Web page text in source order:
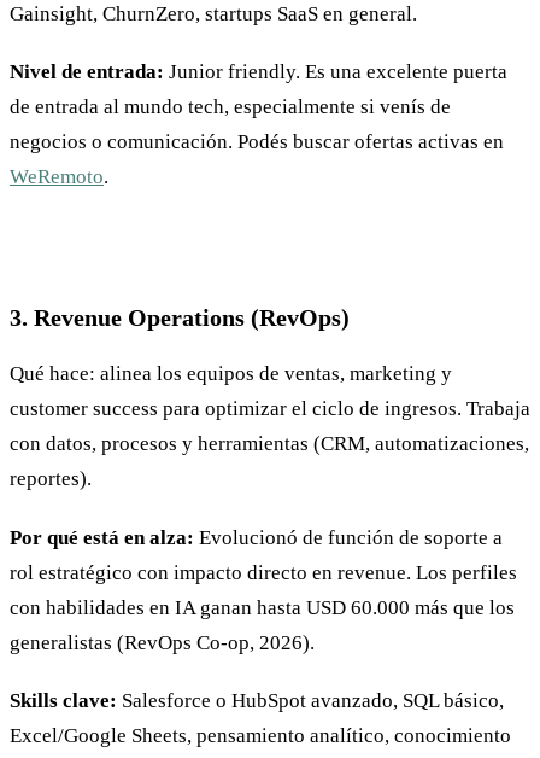
Gainsight, ChurnZero, startups SaaS en general.
Nivel de entrada: Junior friendly. Es una excelente puerta
de entrada al mundo tech, especialmente si venís de
negocios o comunicación. Podés buscar ofertas activas en
WeRemoto.
3. Revenue Operations (RevOps)
Qué hace: alinea los equipos de ventas, marketing y
customer success para optimizar el ciclo de ingresos. Trabaja
con datos, procesos y herramientas (CRM, automatizaciones,
reportes).
Por qué está en alza: Evolucionó de función de soporte a
rol estratégico con impacto directo en revenue. Los perfiles
con habilidades en IA ganan hasta USD 60.000 más que los
generalistas (RevOps Co-op, 2026).
Skills clave: Salesforce o HubSpot avanzado, SQL básico,
Excel/Google Sheets, pensamiento analítico, conocimiento